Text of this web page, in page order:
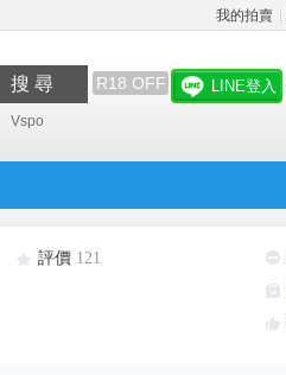
我的拍賣
搜 尋 R18 OFF
Vspo
LINE登入
評價 121